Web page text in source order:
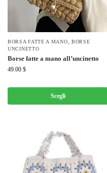
BORSA FATTE A MANO ,BORSE
UNCINETTO
Borse fatte a mano all’uncinetto
49.00 $
Scegli